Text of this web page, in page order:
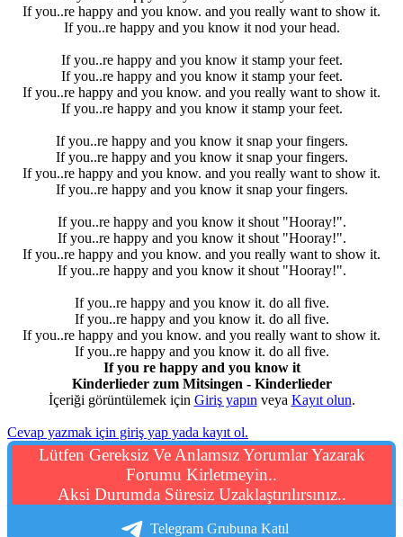
If you..re happy and you know. and you really want to show it.
If you..re happy and you know it nod your head.
If you..re happy and you know it stamp your feet.
If you..re happy and you know it stamp your feet.
If you..re happy and you know. and you really want to show it.
If you..re happy and you know it stamp your feet.
If you..re happy and you know it snap your fingers.
If you..re happy and you know it snap your fingers.
If you..re happy and you know. and you really want to show it.
If you..re happy and you know it snap your fingers.
If you..re happy and you know it shout "Hooray!".
If you..re happy and you know it shout "Hooray!".
If you..re happy and you know. and you really want to show it.
If you..re happy and you know it shout "Hooray!".
If you..re happy and you know it. do all five.
If you..re happy and you know it. do all five.
If you..re happy and you know. and you really want to show it.
If you..re happy and you know it. do all five.
If you re happy and you know it
Kinderlieder zum Mitsingen - Kinderlieder
İçeriği görüntülemek için Giriş yapın veya Kayıt olun.
Cevap yazmak için giriş yap yada kayıt ol.
Lütfen Gereksiz Ve Anlamsız Yorumlar Yazarak
Forumu Kirletmeyin..
Aksi Durumda Süresiz Uzaklaştırılırsınız..
Telegram Grubuna Katıl